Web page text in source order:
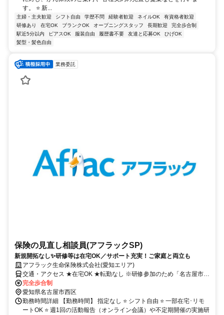
す。 ⭐ 新...
主婦・主夫歓迎 シフト自由 学歴不問 経験者歓迎 ネイルOK
有資格者歓迎
研修あり
在宅OK ブランクOK オープニングスタッフ 長期歓迎
完全歩合制
駅近5分以内
ピアスOK 服装自由 履歴書不要 友達と応募OK
ひげOK
髪型・髪色自由
業務委託
保険の見直し相談員(アフラックSP)
新規開拓なし✨研修等は在宅OK／サポート充実！ご家庭と両立も
アフラック生命保険株式会社(愛知エリア)
交通・アクセス ★在宅OK ★転勤なし ※研修参加のため「名古屋市西
区」への出社あり
完全歩合制
愛知県名古屋市西区
勤務時間詳細 【勤務時間】 指定なし ⭐ シフト自由 ⭐ 一部在宅･リモ
ートOK ⭐ 週1回の活動報告（オンライン会議）や不定期開催の実施研